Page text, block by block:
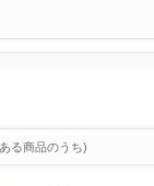
ある商品のうち)